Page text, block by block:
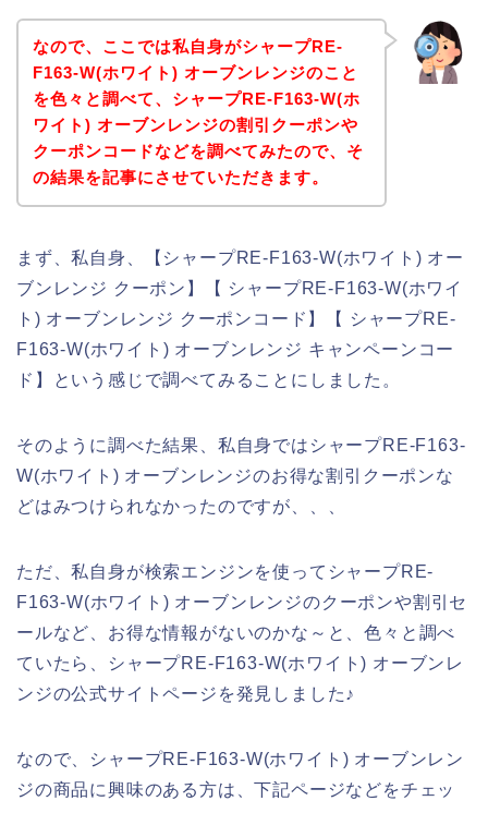
なので、ここでは私自身がシャープRE-
F163-W(ホワイト) オーブンレンジのこと
を色々と調べて、シャープRE-F163-W(ホ
ワイト) オーブンレンジの割引クーポンや
クーポンコードなどを調べてみたので、そ
の結果を記事にさせていただきます。
まず、私自身、【シャープRE-F163-W(ホワイト) オー
ブンレンジ クーポン】【 シャープRE-F163-W(ホワイ
ト) オーブンレンジ クーポンコード】【 シャープRE-
F163-W(ホワイト) オーブンレンジ キャンペーンコー
ド】という感じで調べてみることにしました。
そのように調べた結果、私自身ではシャープRE-F163-
W(ホワイト) オーブンレンジのお得な割引クーポンな
どはみつけられなかったのですが、、、
ただ、私自身が検索エンジンを使ってシャープRE-
F163-W(ホワイト) オーブンレンジのクーポンや割引セ
ールなど、お得な情報がないのかな～と、色々と調べ
ていたら、シャープRE-F163-W(ホワイト) オーブンレ
ンジの公式サイトページを発見しました♪
なので、シャープRE-F163-W(ホワイト) オーブンレン
ジの商品に興味のある方は、下記ページなどをチェッ